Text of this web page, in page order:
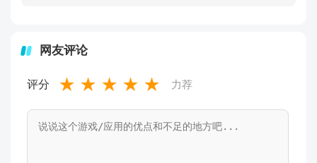
网友评论
评分 ★ ★ ★ ★ ★ 力荐